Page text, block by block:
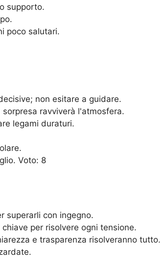
supporto.
poco salutari.
non esitare a guidare.
ravviverà l'atmosfera.
legami duraturi.
Voto: 8
superarli con ingegno.
per risolvere ogni tensione.
e trasparenza risolveranno tutto.